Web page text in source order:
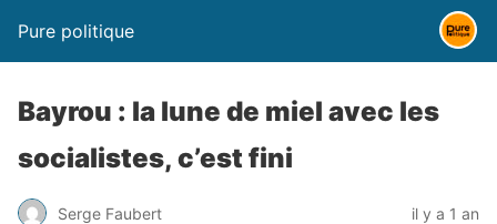
Pure politique
Bayrou : la lune de miel avec les
socialistes, c’est fini
Serge Faubert il y a 1 an